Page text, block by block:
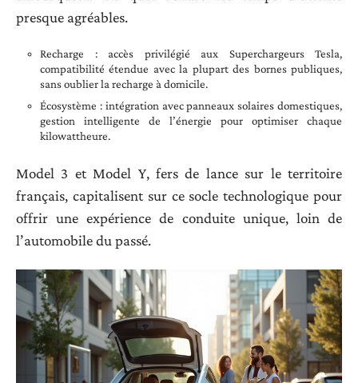
presque agréables.
Recharge : accès privilégié aux Superchargeurs Tesla,
compatibilité étendue avec la plupart des bornes publiques,
sans oublier la recharge à domicile.
Écosystème : intégration avec panneaux solaires domestiques,
gestion intelligente de l’énergie pour optimiser chaque
kilowattheure.
Model 3 et Model Y, fers de lance sur le territoire
français, capitalisent sur ce socle technologique pour
offrir une expérience de conduite unique, loin de
l’automobile du passé.